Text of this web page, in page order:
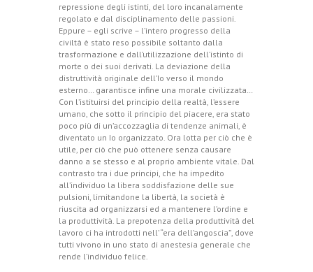
repressione degli istinti, del loro incanalamente
regolato e dal disciplinamento delle passioni.
Eppure – egli scrive – l’intero progresso della
civiltà è stato reso possibile soltanto dalla
trasformazione e dall’utilizzazione dell’istinto di
morte o dei suoi derivati. La deviazione della
distruttività originale dell’Io verso il mondo
esterno… garantisce infine una morale civilizzata…
Con l’istituirsi del principio della realtà, l’essere
umano, che sotto il principio del piacere, era stato
poco più di un’accozzaglia di tendenze animali, è
diventato un Io organizzato. Ora lotta per ciò che è
utile, per ciò che può ottenere senza causare
danno a se stesso e al proprio ambiente vitale. Dal
contrasto tra i due principi, che ha impedito
all’individuo la libera soddisfazione delle sue
pulsioni, limitandone la libertà, la società è
riuscita ad organizzarsi ed a mantenere l’ordine e
la produttività. La prepotenza della produttività del
lavoro ci ha introdotti nell’ “era dell’angoscia”, dove
tutti vivono in uno stato di anestesia generale che
rende l’individuo felice.